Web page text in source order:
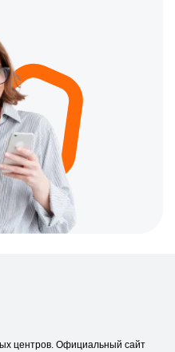
центров. Официальный сайт